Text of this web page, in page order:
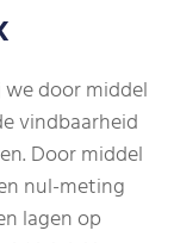
door middel
vindbaarheid
Door middel
nul-meting
lagen op